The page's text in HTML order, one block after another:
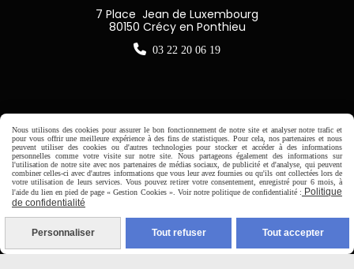
7 Place Jean de Luxembourg
80150 Crécy en Ponthieu
 03 22 20 06 19
Du Mardi au Samedi de
9H00 - 12H30 / 14H00-18H30

Paiement sécurisé
CB Crédit Agricole
Nous utilisons des cookies pour assurer le bon fonctionnement de notre site et analyser notre trafic et
pour vous offrir une meilleure expérience à des fins de statistiques. Pour cela, nos partenaires et nous
peuvent utiliser des cookies ou d'autres technologies pour stocker et accéder à des informations
personnelles comme votre visite sur notre site. Nous partageons également des informations sur
l'utilisation de notre site avec nos partenaires de médias sociaux, de publicité et d'analyse, qui peuvent
combiner celles-ci avec d'autres informations que vous leur avez fournies ou qu'ils ont collectées lors de
votre utilisation de leurs services. Vous pouvez retirer votre consentement, enregistré pour 6 mois, à
l'aide du lien en pied de page « Gestion Cookies ». Voir notre politique de confidentialité : Politique
de confidentialité
Personnaliser Tout refuser Tout accepter